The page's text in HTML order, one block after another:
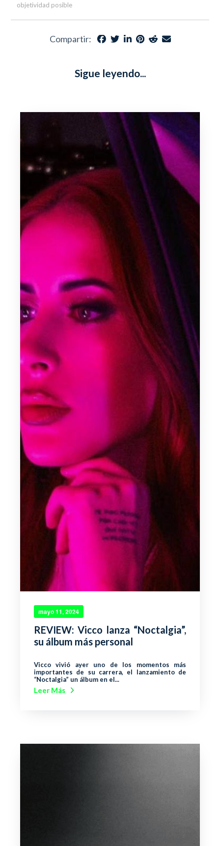
objetividad posible
Compartir:
Sigue leyendo...
mayo 11, 2024
REVIEW: Vicco lanza “Noctalgia”,
su álbum más personal
Vicco vivió ayer uno de los momentos más
importantes de su carrera, el lanzamiento de
“Noctalgia” un álbum en el...
Leer Más